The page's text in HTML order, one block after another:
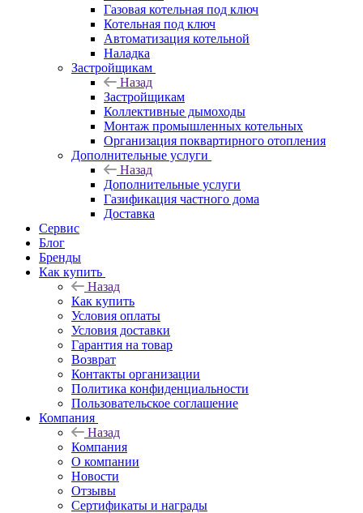
Газовая котельная под ключ
Котельная под ключ
Автоматизация котельной
Наладка
Застройщикам
Назад
Застройщикам
Коллективные дымоходы
Монтаж промышленных котельных
Организация поквартирного отопления
Дополнительные услуги
Назад
Дополнительные услуги
Газификация частного дома
Доставка
Сервис
Блог
Бренды
Как купить
Назад
Как купить
Условия оплаты
Условия доставки
Гарантия на товар
Возврат
Контакты организации
Политика конфиденциальности
Пользовательское соглашение
Компания
Назад
Компания
О компании
Новости
Отзывы
Сертификаты и награды